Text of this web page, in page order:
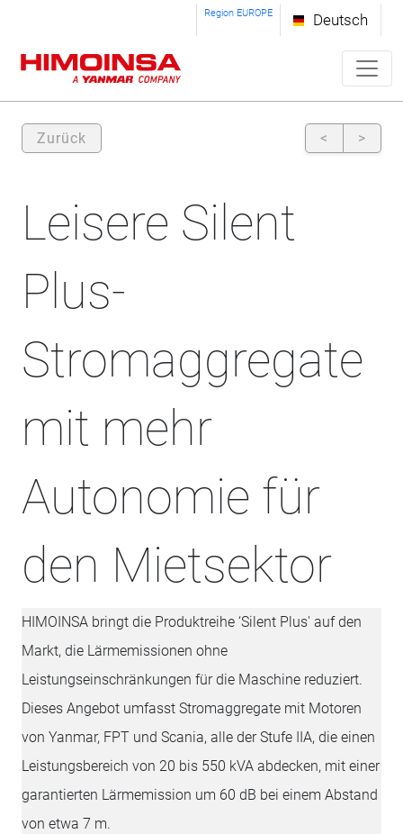
Region EUROPE Deutsch
Zurück < >
Leisere Silent
Plus-
Stromaggregate
mit mehr
Autonomie für
den Mietsektor
HIMOINSA bringt die Produktreihe ‘Silent Plus' auf den
Markt, die Lärmemissionen ohne
Leistungseinschränkungen für die Maschine reduziert.
Dieses Angebot umfasst Stromaggregate mit Motoren
von Yanmar, FPT und Scania, alle der Stufe IIA, die einen
Leistungsbereich von 20 bis 550 kVA abdecken, mit einer
garantierten Lärmemission um 60 dB bei einem Abstand
von etwa 7 m.